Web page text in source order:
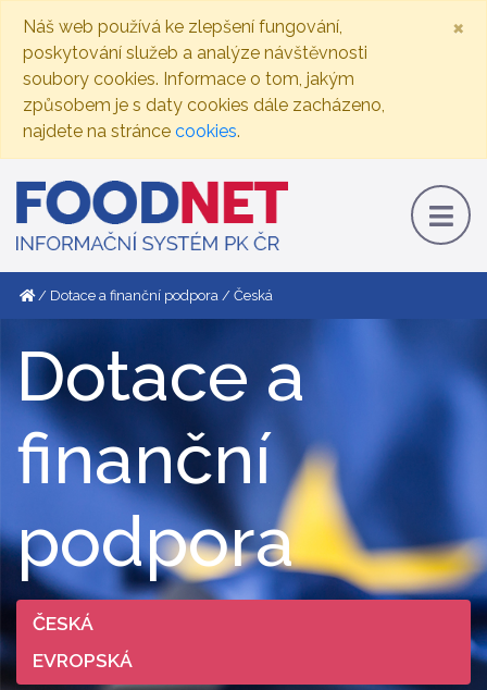
Náš web používá ke zlepšení fungování,
poskytování služeb a analýze návštěvnosti
soubory cookies. Informace o tom, jakým
způsobem je s daty cookies dále zacházeno,
najdete na stránce cookies.
×
Dotace a finanční podpora Česká
Dotace a
finanční
podpora
ČESKÁ
EVROPSKÁ